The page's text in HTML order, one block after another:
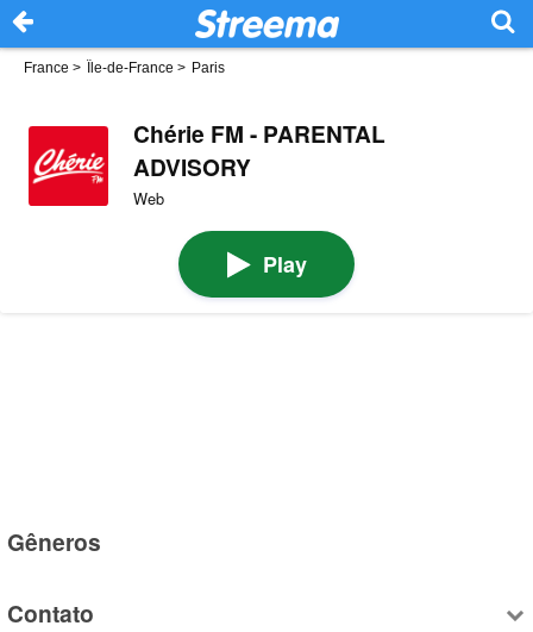
France > Île-de-France > Paris
Chérie FM - PARENTAL
ADVISORY
Web
Play
Gêneros
Contato